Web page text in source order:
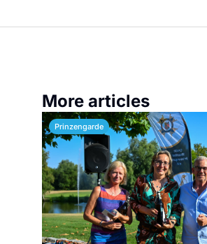
More articles
Prinzengarde